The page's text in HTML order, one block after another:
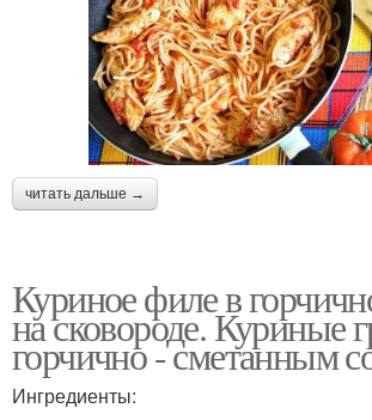
читать дальше →
Куриное филе в
на сковороде. Куриные
горчично - сметанным
Ингредиенты: